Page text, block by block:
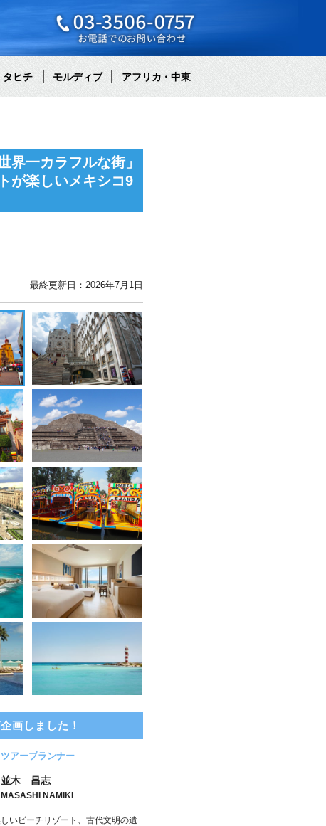
タヒチ モルディブ アフリカ・中東
一カラフルな街」
が楽しいメキシコ9
最終更新日：2026年7月1日
画しました！
ツアープランナー
並木 昌志
MASASHI NAMIKI
いビーチリゾート、古代文明の遺